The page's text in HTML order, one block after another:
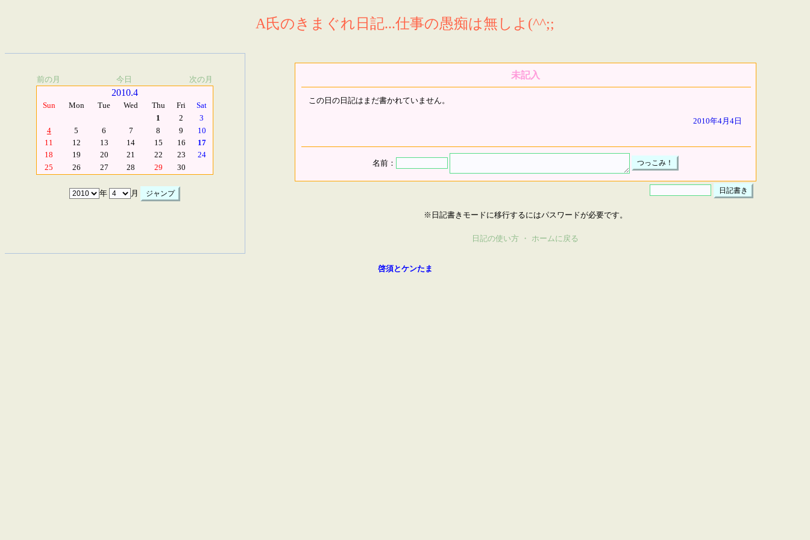
A氏のきまぐれ日記...仕事の愚痴は無しよ(^^;;
前の月 今日 次の月
2010.4
Sun Mon Tue Wed Thu Fri
Sat
1
2
3
4
5 6 7 8 9
10
11
12 13 14 15 16
17
18
19 20 21 22 23
24
25
26 27 28 29 30
年 月
未記入
この日の日記はまだ書かれていません。
2010年4月4日
名前：
※日記書きモードに移行するにはパスワードが必要です。
日記の使い方 ・ ホームに戻る
啓須とケンたま